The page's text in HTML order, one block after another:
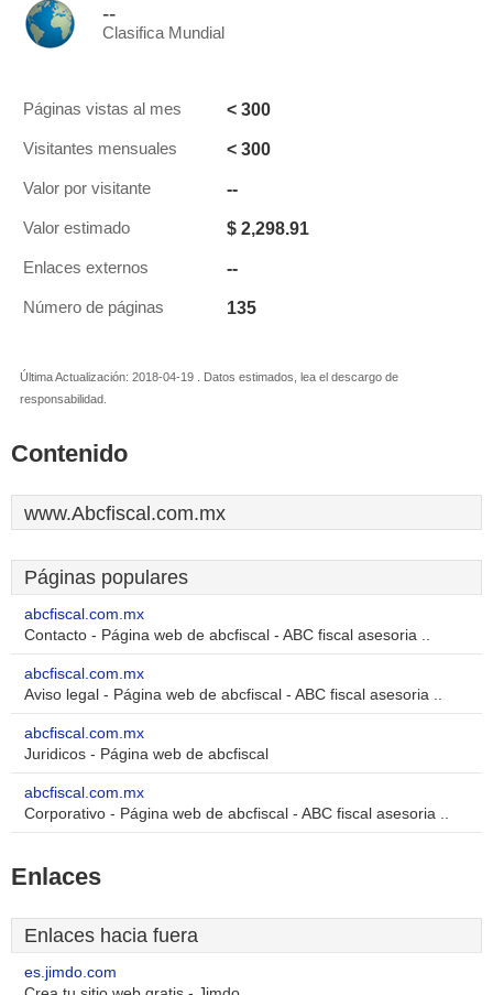
--
Clasifica Mundial
Páginas vistas al mes < 300
Visitantes mensuales < 300
Valor por visitante --
Valor estimado $ 2,298.91
Enlaces externos --
Número de páginas 135
Última Actualización: 2018-04-19 . Datos estimados, lea el descargo de
responsabilidad.
Contenido
www.Abcfiscal.com.mx
Páginas populares
abcfiscal.com.mx
Contacto - Página web de abcfiscal - ABC fiscal asesoria ..
abcfiscal.com.mx
Aviso legal - Página web de abcfiscal - ABC fiscal asesoria ..
abcfiscal.com.mx
Juridicos - Página web de abcfiscal
abcfiscal.com.mx
Corporativo - Página web de abcfiscal - ABC fiscal asesoria ..
Enlaces
Enlaces hacia fuera
es.jimdo.com